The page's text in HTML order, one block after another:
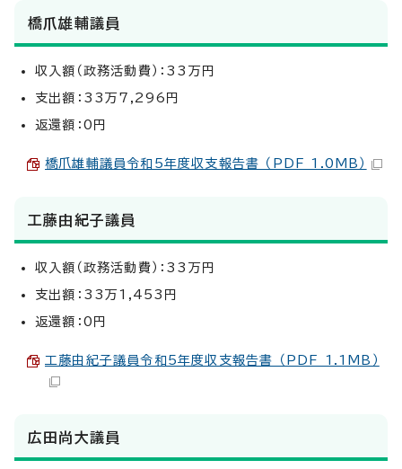
橋爪雄輔議員
収入額（政務活動費）：33万円
支出額：33万7,296円
返還額：0円
橋爪雄輔議員令和5年度収支報告書 （PDF 1.0MB）
工藤由紀子議員
収入額（政務活動費）：33万円
支出額：33万1,453円
返還額：0円
工藤由紀子議員令和5年度収支報告書 （PDF 1.1MB）
広田尚大議員